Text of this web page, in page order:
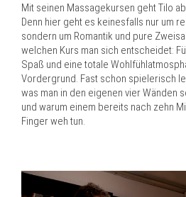
Mit seinen Massagekursen geht Tilo
Denn hier geht es keinesfalls nur um
sondern um Romantik und pure
welchen Kurs man sich entscheidet:
Spaß und eine totale
Vordergrund. Fast schon spielerisch
was man in den eigenen vier Wänden
und warum einem bereits nach zehn
Finger weh tun.